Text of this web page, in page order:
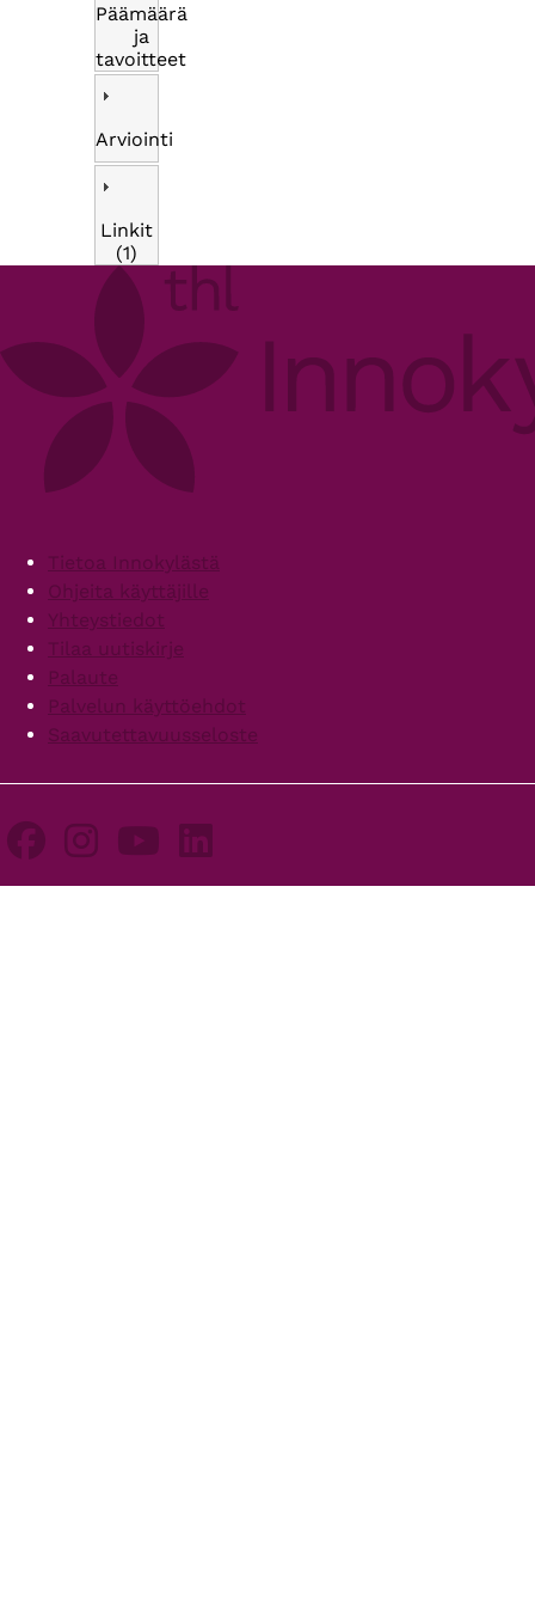
Päämäärä
ja
tavoitteet
Arviointi
Linkit
(1)
FooterTietoa Innokylästä
Ohjeita käyttäjille
Yhteystiedot
Tilaa uutiskirje
Palaute
Palvelun käyttöehdot
Saavutettavuusseloste